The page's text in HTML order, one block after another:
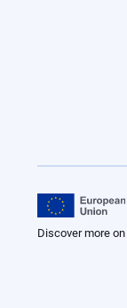
Discover more on